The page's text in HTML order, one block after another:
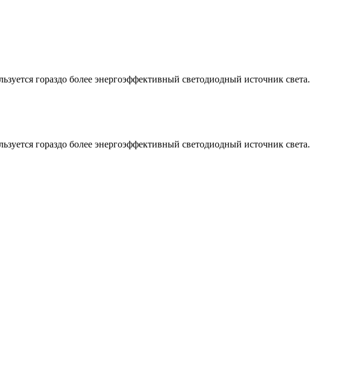
гораздо более энергоэффективный светодиодный источник света.
гораздо более энергоэффективный светодиодный источник света.